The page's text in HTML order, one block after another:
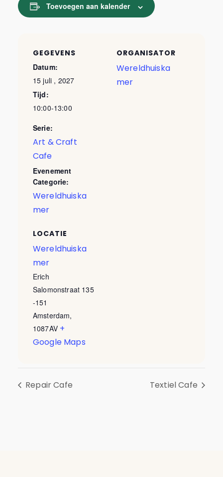
Toevoegen aan kalender
GEGEVENS
Datum:
15 juli , 2027
Tijd:
10:00-13:00
Serie:
Art & Craft
Cafe
Evenement
Categorie:
Wereldhuiska
mer
LOCATIE
Wereldhuiska
mer
Erich
Salomonstraat 135
-151
Amsterdam,
1087AV +
Google Maps
ORGANISATOR
Wereldhuiska
mer
Repair Cafe Textiel Cafe